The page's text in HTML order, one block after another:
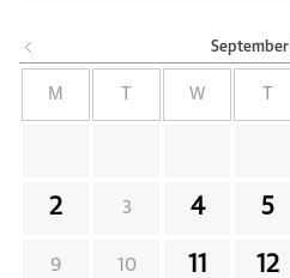
September
M W
2 3 4 5
9 10 11 12